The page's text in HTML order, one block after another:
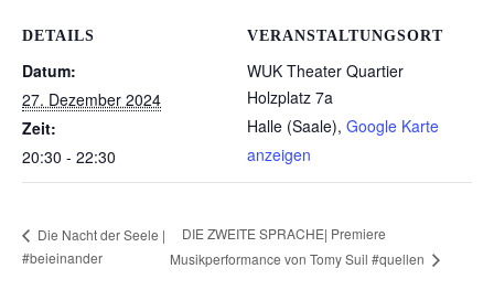
DETAILS
Datum:
27. Dezember 2024
Zeit:
20:30 - 22:30
VERANSTALTUNGSORT
WUK Theater Quartier
Holzplatz 7a
Halle (Saale), Google Karte
anzeigen
Die Nacht der Seele |
#beieinander
DIE ZWEITE SPRACHE| Premiere
Musikperformance von Tomy Suil #quellen